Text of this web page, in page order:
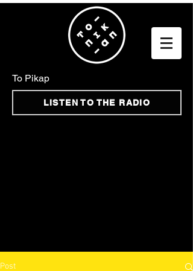
To Pikap
LISTEN TO THE RADIO
Post